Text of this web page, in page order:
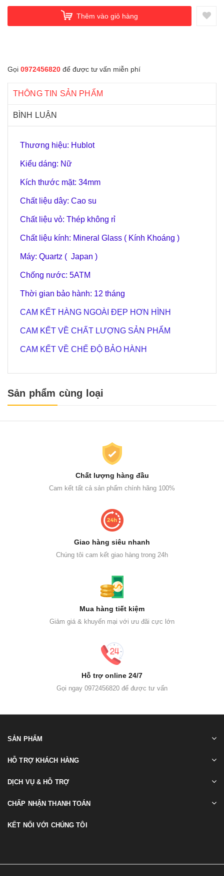
Thêm vào giỏ hàng
Gọi 0972456820 để được tư vấn miễn phí
THÔNG TIN SẢN PHẨM
BÌNH LUẬN
Thương hiệu: Hublot
Kiểu dáng: Nữ
Kích thước mặt: 34mm
Chất liệu dây: Cao su
Chất liệu vỏ: Thép không rỉ
Chất liệu kính: Mineral Glass ( Kính Khoáng )
Máy: Quartz ( Japan )
Chống nước: 5ATM
Thời gian bảo hành: 12 tháng
CAM KẾT HÀNG NGOÀI ĐẸP HƠN HÌNH
CAM KẾT VỀ CHẤT LƯỢNG SẢN PHẨM
CAM KẾT VỀ CHẾ ĐỘ BẢO HÀNH
Sản phẩm cùng loại
Chất lượng hàng đầu
Cam kết tất cả sản phẩm chính hãng 100%
Giao hàng siêu nhanh
Chúng tôi cam kết giao hàng trong 24h
Mua hàng tiết kiệm
Giảm giá & khuyến mại với ưu đãi cực lớn
Hỗ trợ online 24/7
Gọi ngay 0972456820 để được tư vấn
SẢN PHẨM
HỖ TRỢ KHÁCH HÀNG
DỊCH VỤ & HỖ TRỢ
CHẤP NHẬN THANH TOÁN
KẾT NỐI VỚI CHÚNG TÔI